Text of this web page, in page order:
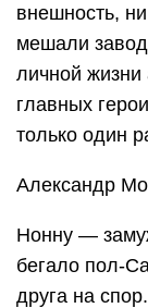
внешность,
мешали
личной жизни
главных
только один
Александр
Нонну —
бегало пол-
друга на